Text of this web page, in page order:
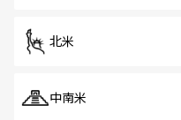
北米
中南米